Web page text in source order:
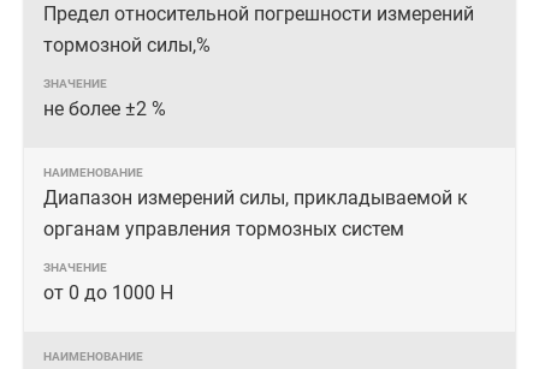
Предел относительной погрешности измерений
тормозной силы,%
не более ±2 %
Диапазон измерений силы, прикладываемой к
органам управления тормозных систем
от 0 до 1000 Н